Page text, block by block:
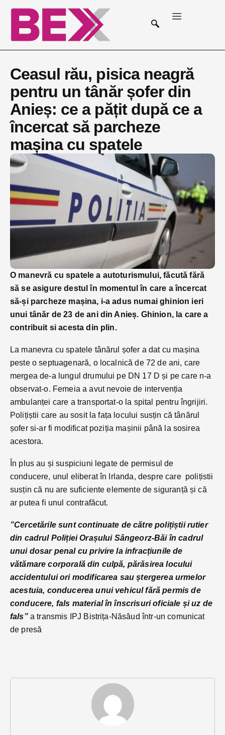
Ceasul rău, pisica neagră
pentru un tânăr șofer din
Anieș: ce a pățit după ce a
încercat să parcheze
mașina cu spatele
O manevră cu spatele a autoturismului, făcută fără
să se asigure destul în momentul în care a încercat
să-și parcheze mașina, i-a adus numai ghinion ieri
unui tânăr de 23 de ani din Anieș. Ghinion, la care a
contribuit si acesta din plin.
La manevra cu spatele tânărul șofer a dat cu mașina
peste o septuagenară, o localnică de 72 de ani, care
mergea de-a lungul drumului pe DN 17 D și pe care n-a
observat-o. Femeia a avut nevoie de intervenția
ambulanței care a transportat-o la spital pentru îngrijiri.
Polițiștii care au sosit la fața locului susțin că tânărul
șofer si-ar fi modificat poziția mașinii până la sosirea
acestora.
În plus au și suspiciuni legate de permisul de
conducere, unul eliberat în Irlanda, despre care polițistii
susțin că nu are suficiente elemente de siguranță și că
ar putea fi unul contrafăcut.
”Cercetările sunt continuate de către polițiștii rutier
din cadrul Poliției Orașului Sângeorz-Băi în cadrul
unui dosar penal cu privire la infracțiunile de
vătămare corporală din culpă, părăsirea locului
accidentului ori modificarea sau ștergerea urmelor
acestuia, conducerea unui vehicul fără permis de
conducere, fals material în înscrisuri oficiale și uz de
fals”a transmis IPJ Bistrița-Năsăud într-un comunicat
de presă